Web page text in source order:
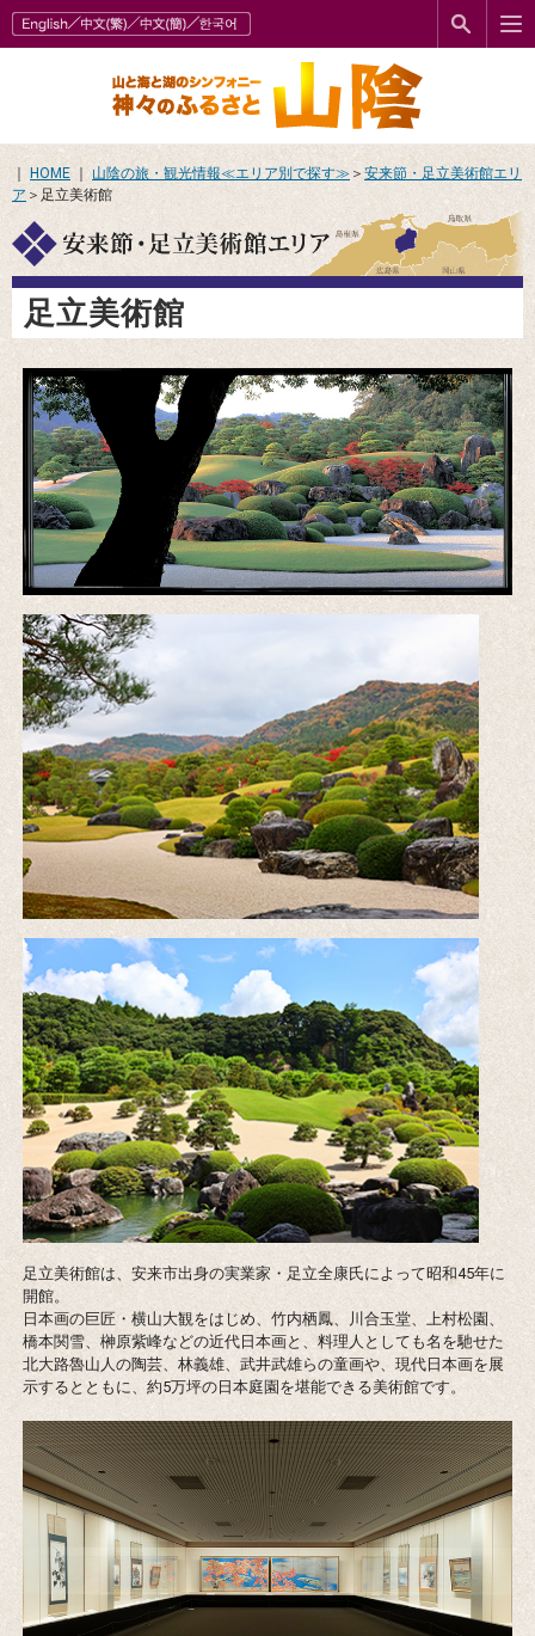
HOME 山陰の旅・観光情報≪エリア別で探す≫ ＞ 安来節・足立美術館エリ
ア ＞足立美術館
足立美術館
足立美術館は、安来市出身の実業家・足立全康氏によって昭和45年に
開館。
日本画の巨匠・横山大観をはじめ、竹内栖鳳、川合玉堂、上村松園、
橋本関雪、榊原紫峰などの近代日本画と、料理人としても名を馳せた
北大路魯山人の陶芸、林義雄、武井武雄らの童画や、現代日本画を展
示するとともに、約5万坪の日本庭園を堪能できる美術館です。